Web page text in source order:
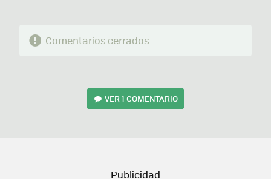
Comentarios cerrados
VER1 COMENTARIO